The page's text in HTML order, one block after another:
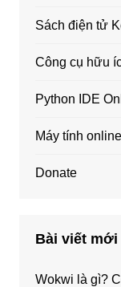
Sách điện tử
Công cụ hữu
Python IDE
Máy tính online
Donate
Bài viết mới
Wokwi là gì?